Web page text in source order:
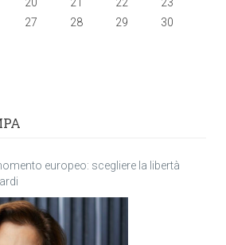
27 28 29
30
europeo: scegliere la libertà